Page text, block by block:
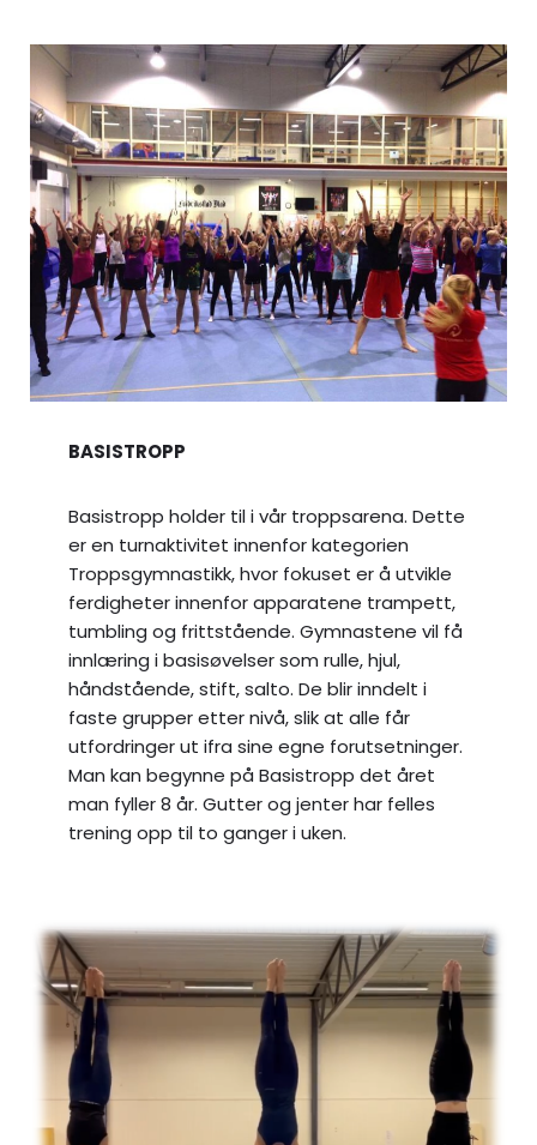
BASISTROPP
Basistropp holder til i vår troppsarena. Dette
er en turnaktivitet innenfor kategorien
Troppsgymnastikk, hvor fokuset er å utvikle
ferdigheter innenfor apparatene trampett,
tumbling og frittstående. Gymnastene vil få
innlæring i basisøvelser som rulle, hjul,
håndstående, stift, salto. De blir inndelt i
faste grupper etter nivå, slik at alle får
utfordringer ut ifra sine egne forutsetninger.
Man kan begynne på Basistropp det året
man fyller 8 år. Gutter og jenter har felles
trening opp til to ganger i uken.